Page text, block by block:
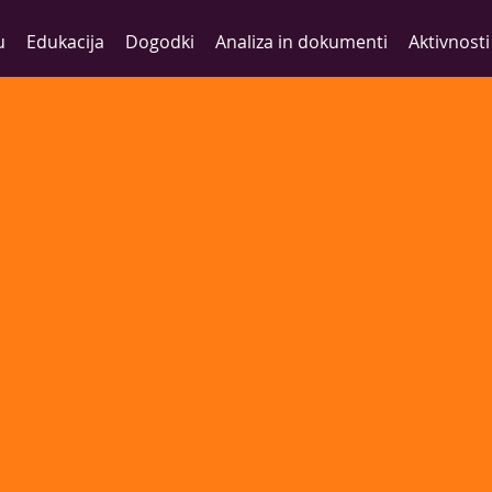
Edukacija Dogodki Analiza in dokumenti Aktivnosti